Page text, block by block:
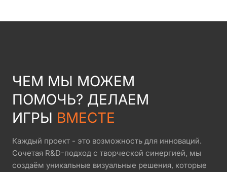
ЧЕМ МЫ МОЖЕМ
ПОМОЧЬ? ДЕЛАЕМ
ИГРЫ ВМЕСТЕ
Каждый проект - это возможность для инноваций.
Сочетая R&D-подход с творческой синергией, мы
создаём уникальные визуальные решения, которые